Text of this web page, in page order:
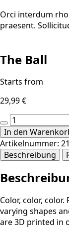
Orci interdum
praesent.
The Ball
Starts from
29,99€
The
Ball
Menge
In den
Artikelnummer:
Beschreibung
Color, color,
varying shapes
are 3D printed in